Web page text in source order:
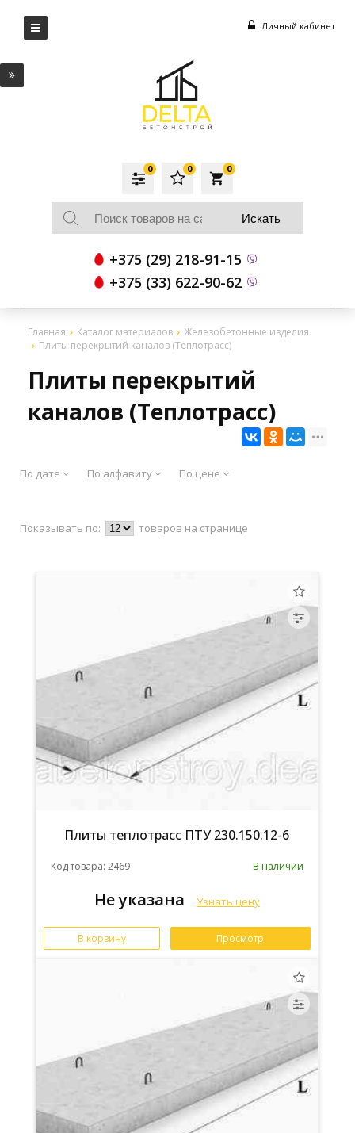
Личный кабинет
local_grocery_store
0
0
0
+375 (29) 218-91-15
+375 (33) 622-90-62
Главная Каталог материалов
Железобетонные изделия
Плиты перекрытий каналов (Теплотрасс)
Плиты перекрытий
каналов (Теплотрасс)
По дате По алфавиту По цене
Показывать по: товаров на странице
Плиты теплотрасс ПТУ 230.150.12-6
Код товара: 2469 В наличии
Не указана Узнать цену
В корзину Просмотр